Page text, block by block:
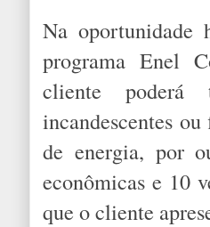
Na oportunidade
programa Enel
cliente poderá
incandescentes
de energia, por
econômicas e 10
que o cliente